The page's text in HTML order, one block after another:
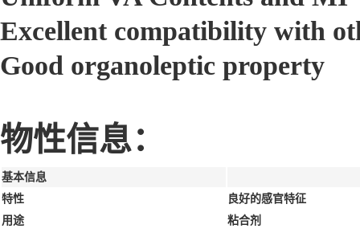
Excellent compatibility with
Good organoleptic property
物性信息：
基本信息
特性
良好的感官特征
用途
粘合剂